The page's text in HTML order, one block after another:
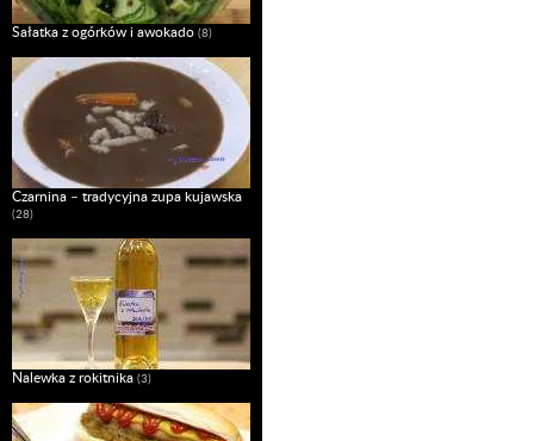
Sałatka z ogórków i awokado (8)
Czarnina – tradycyjna zupa kujawska
(28)
Nalewka z rokitnika (3)